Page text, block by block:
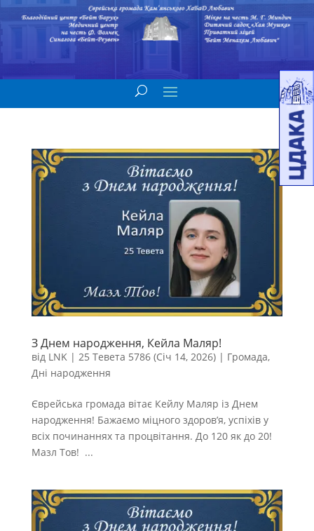
З Днем народження, Кейла Маляр!
від LNK| 25 Тевета 5786 (Січ 14, 2026)| Громада,
Дні народження
Єврейська громада вітає Кейлу Маляр із Днем
народження! Бажаємо міцного здоров’я, успіхів у
всіх починаннях та процвітання. До 120 як до 20!
Мазл Тов! ...